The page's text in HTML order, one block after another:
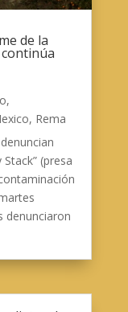
de la
,
, Rema
(presa
denunciaron